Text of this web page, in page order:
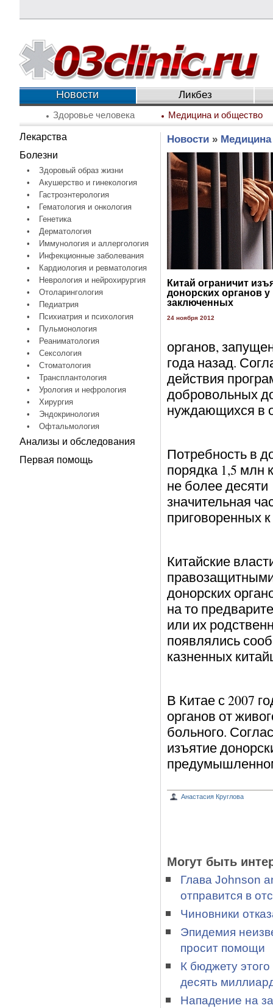
Новости Ликбез
Здоровье человека Медицина и общество
Лекарства
Болезни
•
Здоровый образ жизни
•
Акушерство и гинекология
•
Гастроэнтерология
•
Гематология и онкология
•
Генетика
•
Дерматология
•
Иммунология и аллергология
•
Инфекционные заболевания
•
Кардиология и ревматология
•
Неврология и нейрохирургия
•
Отоларингология
•
Педиатрия
•
Психиатрия и психология
•
Пульмонология
•
Реаниматология
•
Сексология
•
Стоматология
•
Трансплантология
•
Урология и нефрология
•
Хирургия
•
Эндокринология
•
Офтальмология
Анализы и обследования
Первая помощь
Новости»
Китай ограничит
донорских органов
заключенных
24 ноября 2012
органов,
года назад.
действия
добровольных
нуждающихся в
Потребность в
порядка 1,5 млн
не более десяти
значительная
приговоренных
Китайские
донорских
на то
или их
появлялись
казненных
В Китае с 2007
органов от
больного.
изъятие
Анастасия Круглова
Могут быть
Глава Johnson
отправится в
Чиновники
Эпидемия
просит помощи
К бюджету
десять
Нападение на